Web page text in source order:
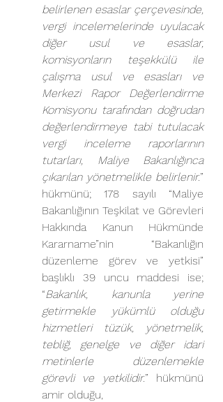
belirlenen esaslar çerçevesinde,
vergi incelemelerinde uyulacak
diğer usul ve esaslar,
komisyonların teşekkülü ile
çalışma usul ve esasları ve
Merkezi Rapor Değerlendirme
Komisyonu tarafından doğrudan
değerlendirmeye tabi tutulacak
vergi inceleme raporlarının
tutarları, Maliye Bakanlığınca
çıkarılan yönetmelikle belirlenir.”
hükmünü; 178 sayılı “Maliye
Bakanlığının Teşkilat ve Görevleri
Hakkında Kanun Hükmünde
Kararname”nin “Bakanlığın
düzenleme görev ve yetkisi”
başlıklı 39 uncu maddesi ise;
“Bakanlık, kanunla yerine
getirmekle yükümlü olduğu
hizmetleri tüzük, yönetmelik,
tebliğ, genelge ve diğer idari
metinlerle düzenlemekle
görevli ve yetkilidir.” hükmünü
amir olduğu,